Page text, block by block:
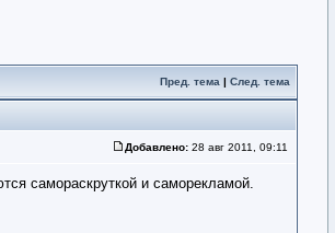
Пред. тема | След. тема
Добавлено: 28 авг 2011, 09:11
самораскруткой и саморекламой.